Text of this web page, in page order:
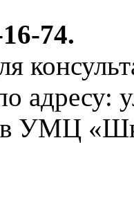
74.
адресу:
в УМЦ